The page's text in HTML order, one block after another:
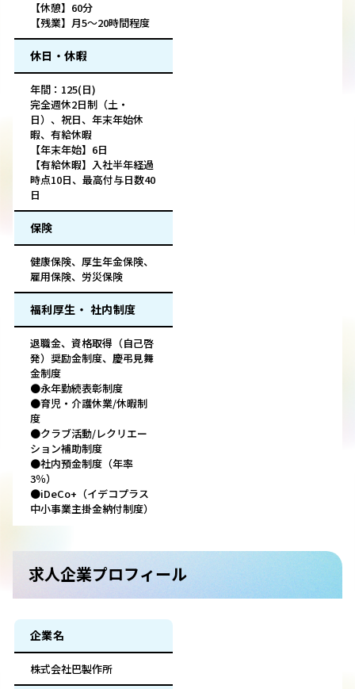
【休憩】60分
【残業】月5～20時間程度
休日・休暇
年間：125(日)
完全週休2日制（土・
日）、祝日、年末年始休
暇、有給休暇
【年末年始】6日
【有給休暇】入社半年経過
時点10日、最高付与日数40
日
保険
健康保険、厚生年金保険、
雇用保険、労災保険
福利厚生・ 社内制度
退職金、資格取得（自己啓
発）奨励金制度、慶弔見舞
金制度
●永年勤続表彰制度
●育児・介護休業/休暇制
度
●クラブ活動/レクリエー
ション補助制度
●社内預金制度（年率
3％）
●iDeCo+（イデコプラス
中小事業主掛金納付制度）
求人企業プロフィール
企業名
株式会社巴製作所